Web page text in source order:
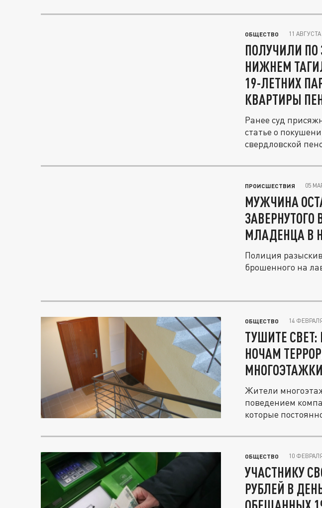
ОБЩЕСТВО 11 АВГУСТА
ПОЛУЧИЛИ ПО
НИЖНЕМ
19-ЛЕТНИХ
КВАРТИРЫ
Ранее суд
статье о
свердловской
ПРОИСШЕСТВИЯ 05
МУЖЧИНА
ЗАВЕРНУТОГО
МЛАДЕНЦА В
Полиция
брошенного на
ОБЩЕСТВО 14
ТУШИТЕ
НОЧАМ
Жители
поведением
которые
ОБЩЕСТВО 10
УЧАСТНИКУ
РУБЛЕЙ В